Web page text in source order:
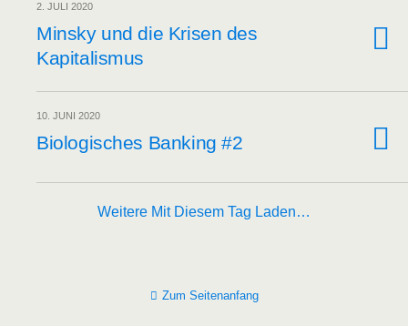
2. JULI 2020
Min­sky und die Kri­sen des
Kapitalismus
10. JUNI 2020
Bio­lo­gi­sches Ban­king #2
Weitere Mit Diesem Tag Laden…
Zum Seitenanfang